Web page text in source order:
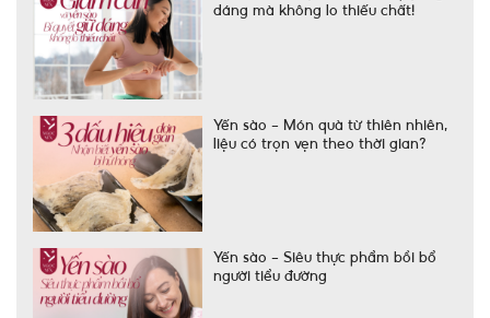
dáng mà không lo thiếu chất!
Yến sào – Món quà từ thiên nhiên,
liệu có trọn vẹn theo thời gian?
Yến sào – Siêu thực phẩm bồi bổ
người tiểu đường